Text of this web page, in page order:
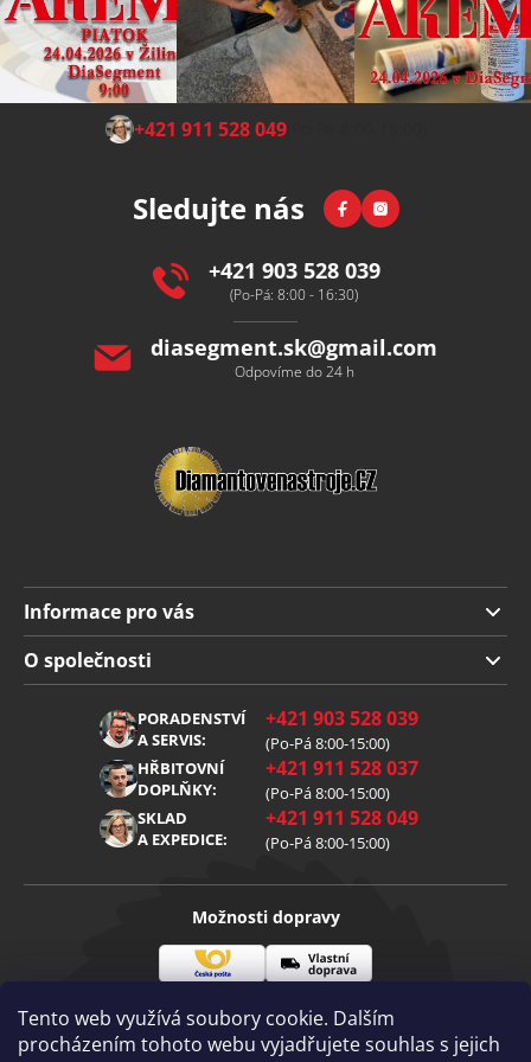
Tento web využívá soubory cookie. Dalším
procházením tohoto webu vyjadřujete souhlas s jejich
+421 911 528 049(Po-Pá 8:00-15:00)
Sledujte nás FacebookInstagram
+421 903 528 039
(Po-Pá: 8:00 - 16:30)
diasegment.sk@gmail.com
Odpovíme do 24 h
Informace pro vás
Doprava a platba
Obchodní podmínky
Reklamace
Zpracování osobních údajů
O společnosti
PORADENSTVÍ
A SERVIS:
+421 903 528 039
(Po-Pá 8:00-15:00)
HŘBITOVNÍ
DOPLŇKY:
+421 911 528 037
(Po-Pá 8:00-15:00)
SKLAD
A EXPEDICE:
+421 911 528 049
(Po-Pá 8:00-15:00)
Možnosti dopravy
pošta
doprava